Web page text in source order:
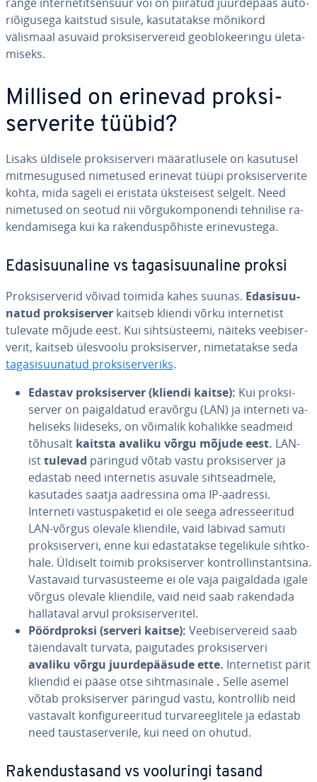
ri­õi­gu­sega kaitstud sisule, ka­su­ta­takse mõnikord
välismaal asuvaid prok­si­ser­ve­reid geob­lo­kee­ringu üle­ta­
miseks.
Millised on erinevad prok­si­
ser­ve­rite tüübid?
Lisaks üldisele prok­si­ser­veri mää­rat­lusele on kasutusel
mit­me­su­gu­sed nimetused erinevat tüüpi prok­si­ser­ve­rite
kohta, mida sageli ei eristata üks­tei­sest selgelt. Need
nimetused on seotud nii võr­gu­kom­po­nendi tehnilise ra­
ken­da­mi­sega kui ka ra­ken­dus­põ­histe eri­ne­vus­tega.
Eda­si­suu­na­line vs ta­ga­si­suu­na­line proksi
Prok­si­ser­ve­rid võivad toimida kahes suunas. Eda­si­suu­
na­tud prok­si­ser­ver kaitseb kliendi võrku in­ter­ne­tist
tulevate mõjude eest. Kui siht­süs­teemi, näiteks vee­bi­ser­
ve­rit, kaitseb ülesvoolu prok­si­ser­ver, ni­me­ta­takse seda
ta­ga­si­suu­na­tud prok­si­ser­ve­riks.
Edastav prok­si­ser­ver (kliendi kaitse): Kui prok­si­
ser­ver on pai­gal­da­tud eravõrgu (LAN) ja interneti va­
he­li­seks liideseks, on võimalik kohalikke seadmeid
tõhusalt kaitsta avaliku võrgu mõjude eest. LAN-
isttulevad päringud võtab vastu prok­si­ser­ver ja
edastab need in­ter­ne­tis asuvale siht­sead­mele,
kasutades saatja aad­res­sina oma IP-aadressi.
Interneti vas­tus­pa­ke­tid ei ole seega ad­res­see­ri­tud
LAN-võrgus olevale kliendile, vaid läbivad samuti
prok­si­ser­veri, enne kui edas­ta­takse te­ge­li­kule siht­ko­
hale. Üldiselt toimib prok­si­ser­ver kont­roll­ins­tant­sina.
Vastavaid tur­va­süs­teeme ei ole vaja pai­gal­dada igale
võrgus olevale kliendile, vaid neid saab rakendada
hal­la­ta­val arvul prok­si­ser­ve­ri­tel.
Pöörd­proksi (serveri kaitse): Vee­bi­ser­ve­reid saab
täien­da­valt turvata, pai­gu­ta­des prok­si­ser­veri
avaliku võrgu juur­de­pää­sude ette. In­ter­ne­tist pärit
kliendid ei pääse otse siht­ma­si­nale . Selle asemel
võtab prok­si­ser­ver päringud vastu, kont­rol­lib neid
vastavalt kon­fi­gu­ree­ri­tud tur­va­reeg­li­tele ja edastab
need taus­taser­ve­rile, kui need on ohutud.
Ra­ken­dus­ta­sand vs voo­lu­ringi tasand